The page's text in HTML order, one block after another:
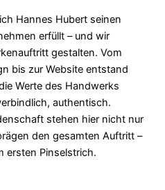
Hannes Hubert seinen
erfüllt – und wir
gestalten. Vom
bis zur Website entstand
Werte des Handwerks
authentisch.
stehen hier nicht nur
den gesamten Auftritt –
ersten Pinselstrich.